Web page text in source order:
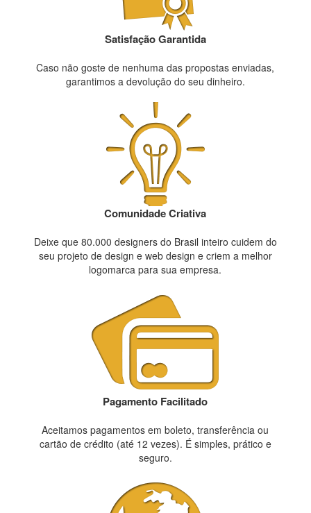
Satisfação Garantida
Caso não goste de nenhuma das propostas enviadas,
garantimos a devolução do seu dinheiro.
Comunidade Criativa
Deixe que 80.000 designers do Brasil inteiro cuidem do
seu projeto de design e web design e criem a melhor
logomarca para sua empresa.
Pagamento Facilitado
Aceitamos pagamentos em boleto, transferência ou
cartão de crédito (até 12 vezes). É simples, prático e
seguro.